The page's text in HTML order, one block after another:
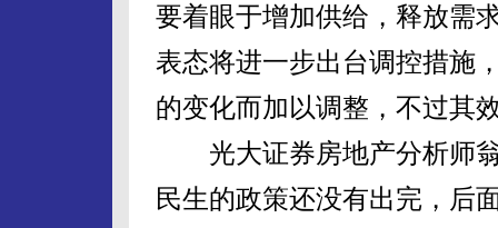
要着眼于增加供给，释放需
表态将进一步出台调控措施
的变化而加以调整，不过其
光大证券房地产分析师翁
民生的政策还没有出完，后